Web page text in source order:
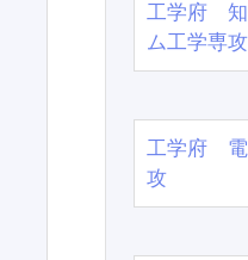
工学府 知
ム工学専攻
工学府 電
攻